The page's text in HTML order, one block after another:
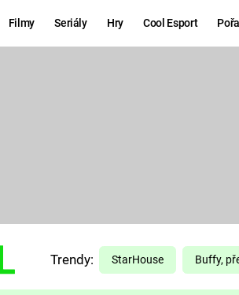
Filmy Seriály Hry Cool Esport
PREDÁTOR
Trendy: StarHouse Buffy,